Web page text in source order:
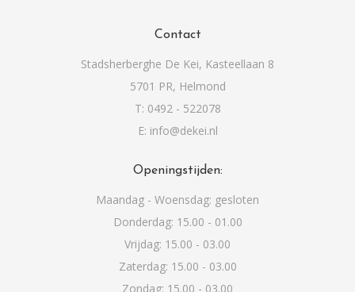
Contact
Stadsherberghe De Kei, Kasteellaan 8
5701 PR, Helmond
T: 0492 - 522078
E: info@dekei.nl
Openingstijden:
Maandag - Woensdag: gesloten
Donderdag: 15.00 - 01.00
Vrijdag: 15.00 - 03.00
Zaterdag: 15.00 - 03.00
Zondag: 15.00 - 03.00